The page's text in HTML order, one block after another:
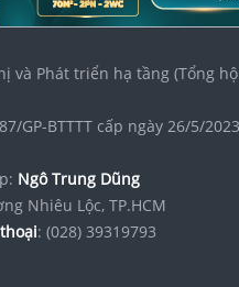
và Phát triển hạ tầng (Tổng
GP-BTTTT cấp ngày 26/5/2023
Ngô Trung Dũng
Nhiêu Lộc, TP.HCM
: (028) 39319793